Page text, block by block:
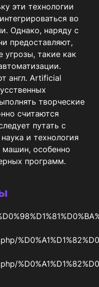
эти технологии
во
Однако, наряду с
предоставляют,
такие как
англ. Artificial
творческие
считаются
путать с
и технология
машин, особенно
программ.